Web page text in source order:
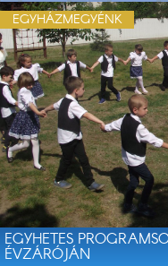
EGYHETES
ÉVZÁRÓJÁN
EGYHÁZMEGYÉNK